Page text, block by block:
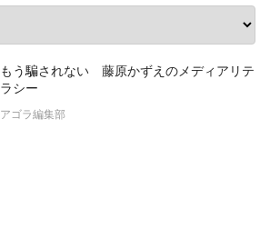
もう騙されない 藤原かずえのメディアリテ
ラシー
アゴラ編集部